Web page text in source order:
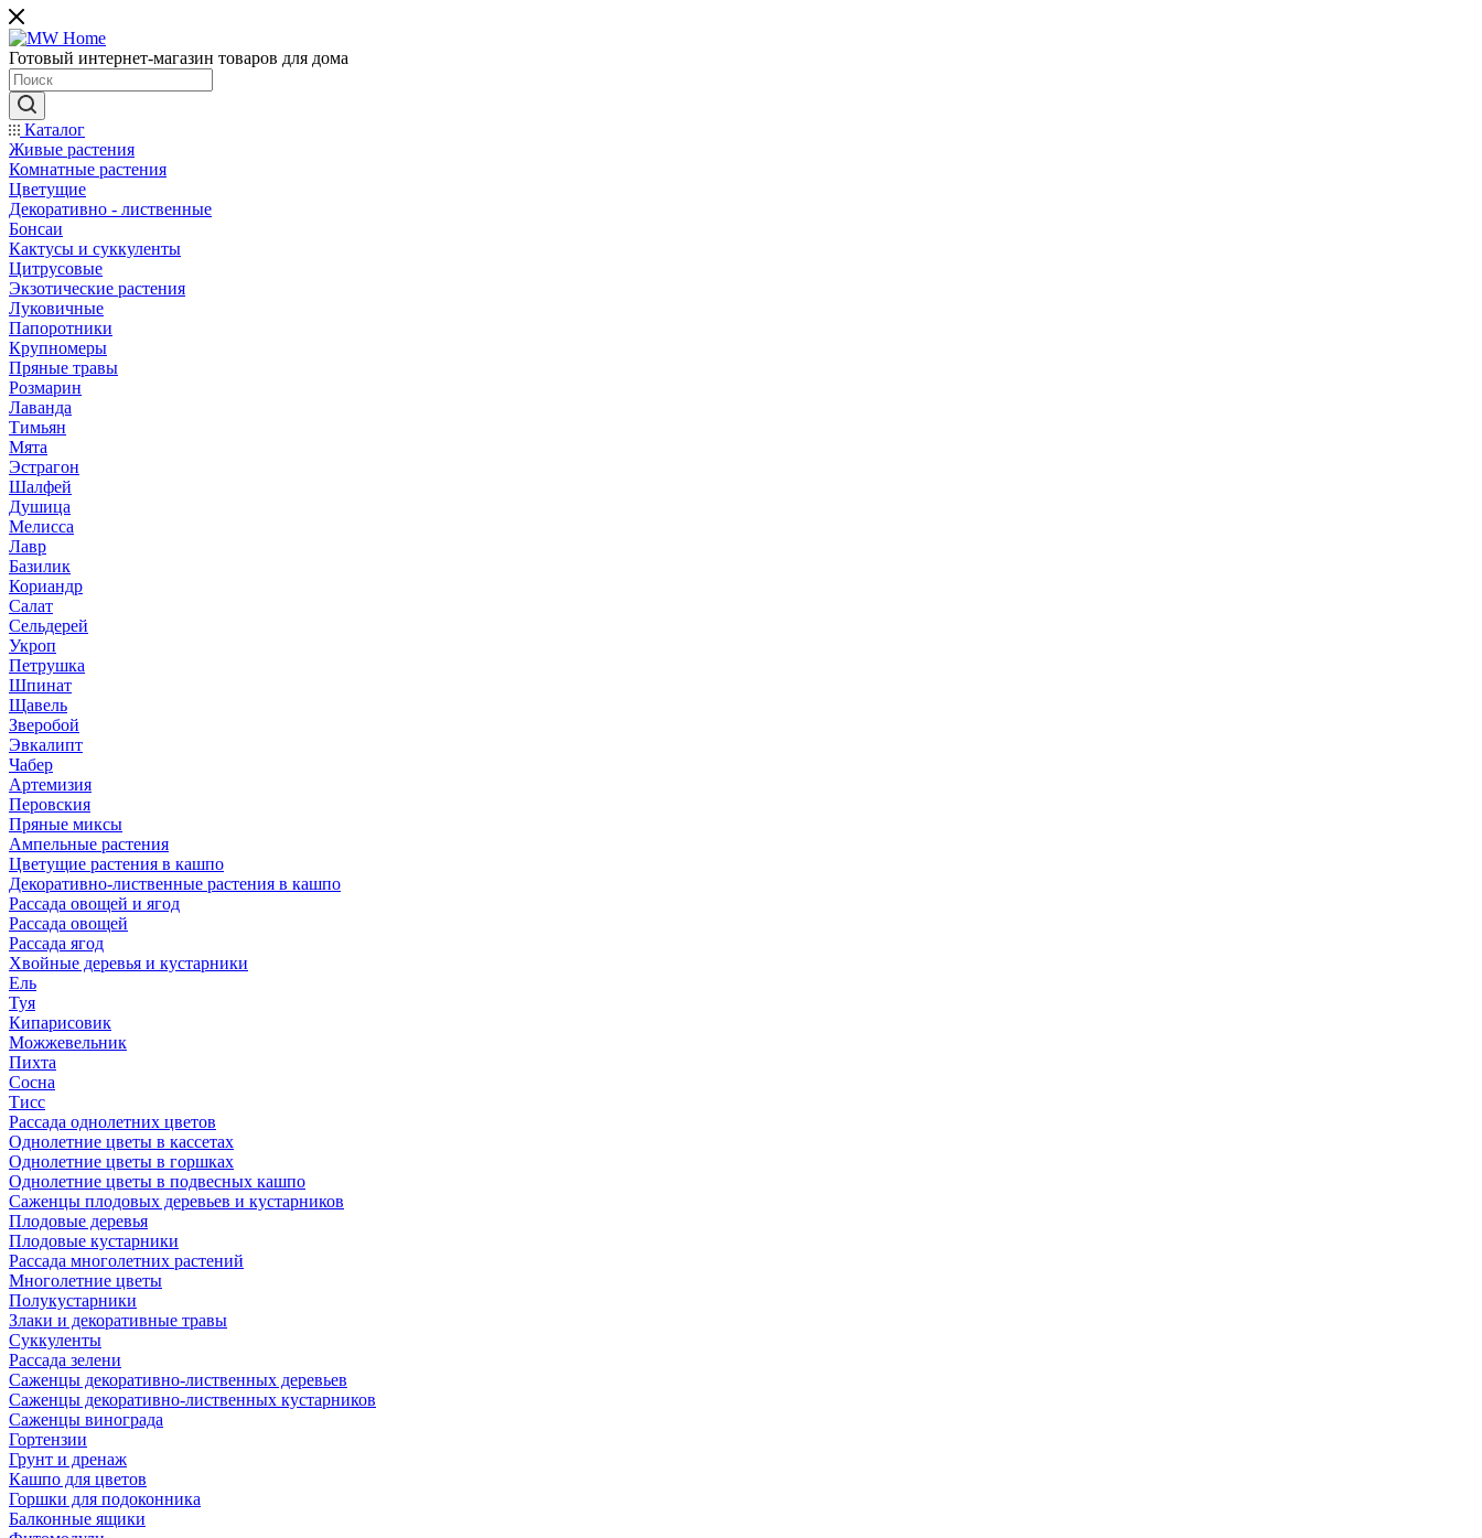
Готовый интернет-магазин товаров для дома
Каталог
Живые растения
Комнатные растения
Цветущие
Декоративно - лиственные
Бонсаи
Кактусы и суккуленты
Цитрусовые
Экзотические растения
Луковичные
Папоротники
Крупномеры
Пряные травы
Розмарин
Лаванда
Тимьян
Мята
Эстрагон
Шалфей
Душица
Мелисса
Лавр
Базилик
Кориандр
Салат
Сельдерей
Укроп
Петрушка
Шпинат
Щавель
Зверобой
Эвкалипт
Чабер
Артемизия
Перовския
Пряные миксы
Ампельные растения
Цветущие растения в кашпо
Декоративно-лиственные растения в кашпо
Рассада овощей и ягод
Рассада овощей
Рассада ягод
Хвойные деревья и кустарники
Ель
Туя
Кипарисовик
Можжевельник
Пихта
Сосна
Тисc
Рассада однолетних цветов
Однолетние цветы в кассетах
Однолетние цветы в горшках
Однолетние цветы в подвесных кашпо
Саженцы плодовых деревьев и кустарников
Плодовые деревья
Плодовые кустарники
Рассада многолетних растений
Многолетние цветы
Полукустарники
Злаки и декоративные травы
Суккуленты
Рассада зелени
Саженцы декоративно-лиственных деревьев
Саженцы декоративно-лиственных кустарников
Саженцы винограда
Гортензии
Грунт и дренаж
Кашпо для цветов
Горшки для подоконника
Балконные ящики